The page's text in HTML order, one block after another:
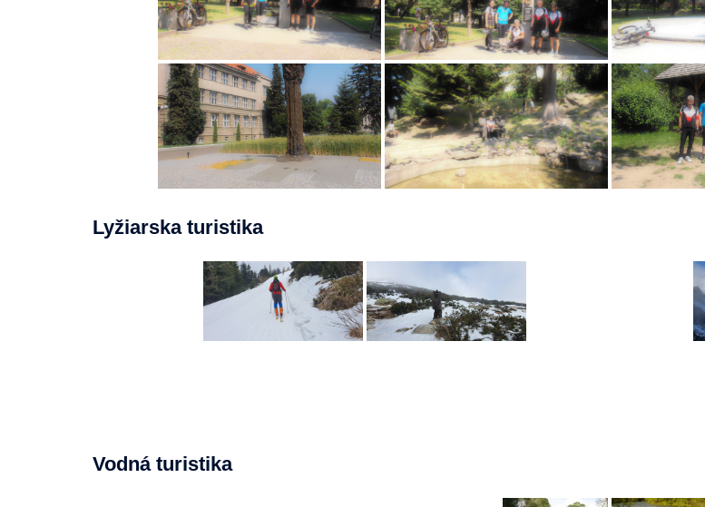
Lyžiarska turistika
Vodná turistika